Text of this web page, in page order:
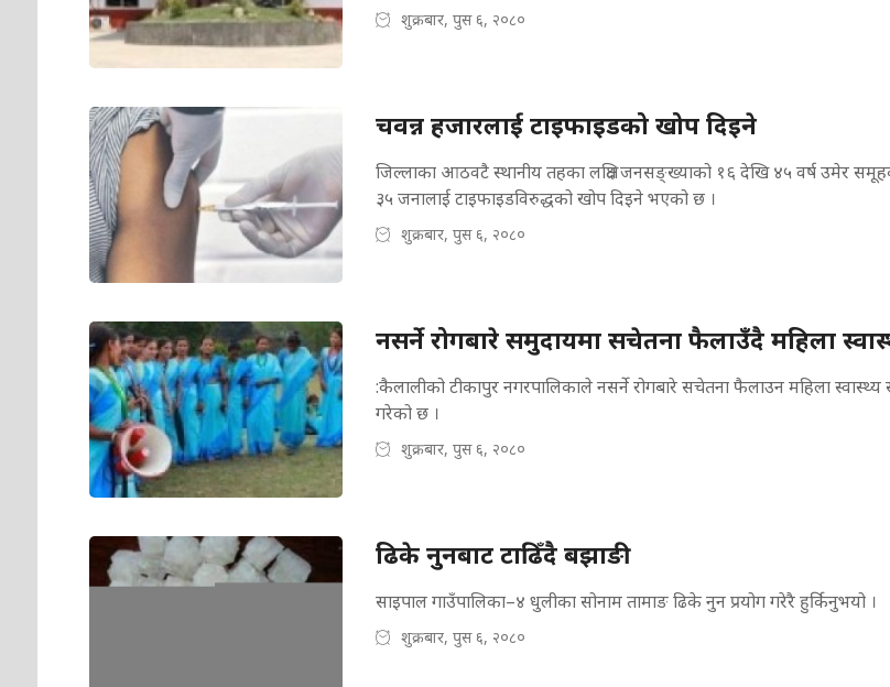
शुक्रबार, पुस ६, २०८०
चवन्न हजारलाई टाइफाइडको खोप दिइने
जिल्लाका आठवटै स्थानीय तहका लक्षित जनसङ्ख्याको १६ देखि ४५ वर्ष उमेर
३५ जनालाई टाइफाइडविरुद्धको खोप दिइने भएको छ ।
शुक्रबार, पुस ६, २०८०
नसर्ने रोगबारे समुदायमा सचेतना फैलाउँदै महिला
:कैलालीको टीकापुर नगरपालिकाले नसर्ने रोगबारे सचेतना फैलाउन महिला
गरेको छ ।
शुक्रबार, पुस ६, २०८०
ढिके नुनबाट टाढिँदै बझाङी
साइपाल गाउँपालिका–४ धुलीका सोनाम तामाङ ढिके नुन प्रयोग गरेरै हुर्किनुभयो ।
शुक्रबार, पुस ६, २०८०